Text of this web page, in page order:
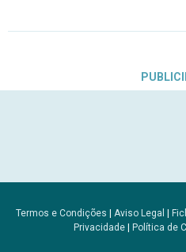
Termos e Condições | Aviso Legal |
Privacidade| Política de